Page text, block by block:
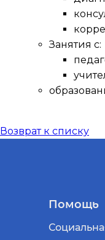
Занятия с:
Возврат к списку
Помощь